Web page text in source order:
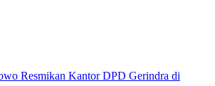
Resmikan Kantor DPD Gerindra di